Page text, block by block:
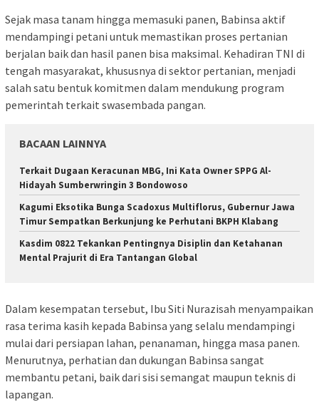
Sejak masa tanam hingga memasuki panen, Babinsa aktif
mendampingi petani untuk memastikan proses pertanian
berjalan baik dan hasil panen bisa maksimal. Kehadiran TNI di
tengah masyarakat, khususnya di sektor pertanian, menjadi
salah satu bentuk komitmen dalam mendukung program
pemerintah terkait swasembada pangan.
BACAAN LAINNYA
Terkait Dugaan Keracunan MBG, Ini Kata Owner SPPG Al-
Hidayah Sumberwringin 3 Bondowoso
Kagumi Eksotika Bunga Scadoxus Multiflorus, Gubernur Jawa
Timur Sempatkan Berkunjung ke Perhutani BKPH Klabang
Kasdim 0822 Tekankan Pentingnya Disiplin dan Ketahanan
Mental Prajurit di Era Tantangan Global
Dalam kesempatan tersebut, Ibu Siti Nurazisah menyampaikan
rasa terima kasih kepada Babinsa yang selalu mendampingi
mulai dari persiapan lahan, penanaman, hingga masa panen.
Menurutnya, perhatian dan dukungan Babinsa sangat
membantu petani, baik dari sisi semangat maupun teknis di
lapangan.